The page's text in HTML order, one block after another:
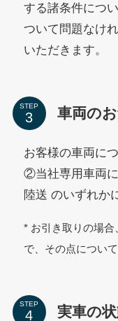
する諸条件につ
ついて問題なけ
いただきます。
STEP 車両の
お客様の車両に
②当社専用車両
陸送 のいずれか
* お引き取りの場
で、その点につい
STEP 実車の